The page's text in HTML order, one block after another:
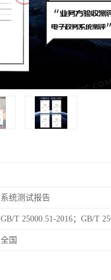
系统测试报告
GB/T 25000.51-2016；GB/T
全国